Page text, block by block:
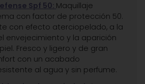
Spf 50: Maquillaje
con factor de protección 50.
con efecto aterciopelado, a la
envejecimiento y la aparición
Fresco y ligero y de gran
con un acabado
al agua y sin perfume.